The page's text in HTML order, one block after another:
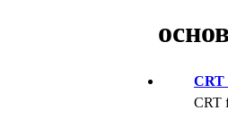
CRT
CRT